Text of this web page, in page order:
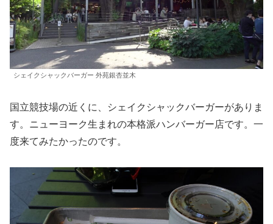
シェイクシャックバーガー 外苑銀杏並木
国立競技場の近くに、シェイクシャックバーガーがありま
す。ニューヨーク生まれの本格派ハンバーガー店です。一
度来てみたかったのです。